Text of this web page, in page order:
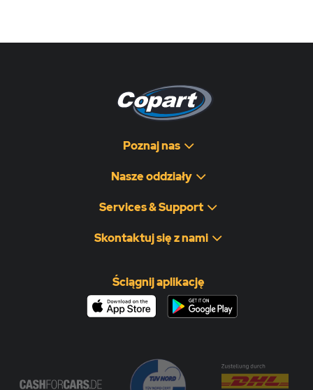
Poznaj nas
Nasze oddziały
Services & Support
Skontaktuj się z nami
Ściągnij aplikację